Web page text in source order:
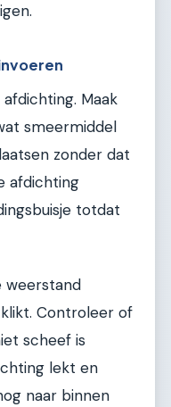
Maak
smeermiddel
zonder dat
afdichting
totdat
weerstand
Controleer of
scheef is
lekt en
naar binnen